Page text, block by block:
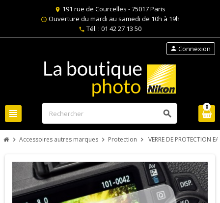
location_on 191 rue de Courcelles - 75017 Paris
schedule Ouverture du mardi au samedi de 10h à 19h
phone Tél. : 01 42 27 13 50
view_headline search
person Connexion
0
chevron_right Accessoires autres marques chevron_right Protection chevron_right VERRE DE PROTECTION